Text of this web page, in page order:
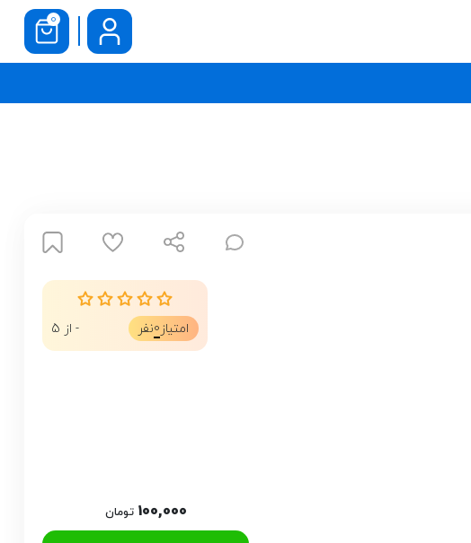
0
امتیاز 0نفر - از 5
100,000 تومان